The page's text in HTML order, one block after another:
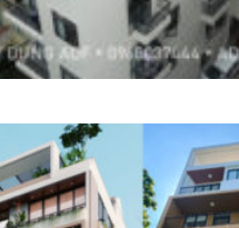
Công trình Chung Cư Mini
Cầu Giấy